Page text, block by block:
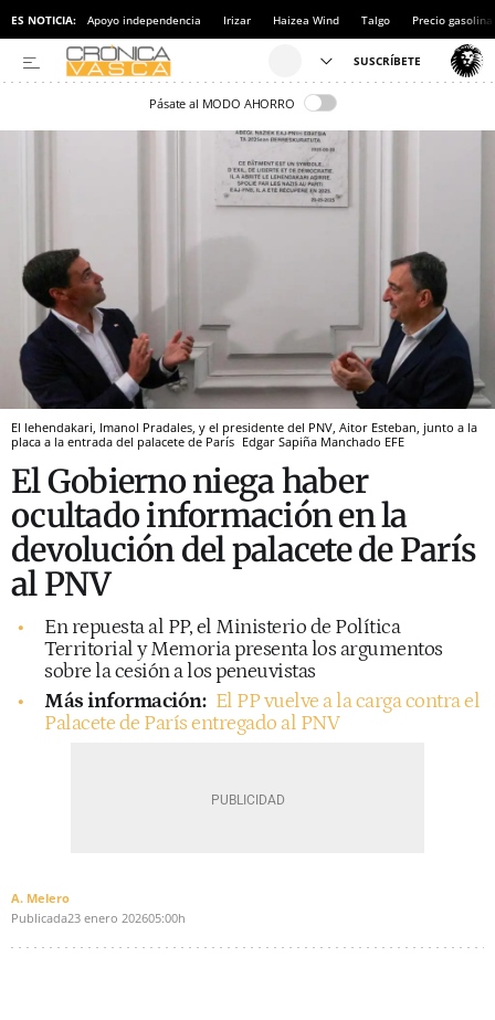
ES NOTICIA: Apoyo independencia Irizar Haizea Wind Talgo Precio gasolina
Pásate al MODO AHORRO
El lehendakari, Imanol Pradales, y el presidente del PNV, Aitor Esteban, junto a la
placa a la entrada del palacete de París Edgar Sapiña Manchado EFE
El Gobierno niega haber
ocultado información en la
devolución del palacete de París
al PNV
En repuesta al PP, el Ministerio de Política
Territorial y Memoria presenta los argumentos
sobre la cesión a los peneuvistas
Más información: El PP vuelve a la carga contra el
Palacete de París entregado al PNV
A. Melero
Publicada23 enero 202605:00h